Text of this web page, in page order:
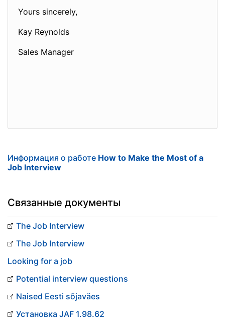
Yours sincerely,
Kay Reynolds
Sales Manager
Информация о работе How to Make the Most of a
Job Interview
Связанные документы
The Job Interview
The Job Interview
Looking for a job
Potential interview questions
Naised Eesti sõjaväes
Установка JAF 1.98.62